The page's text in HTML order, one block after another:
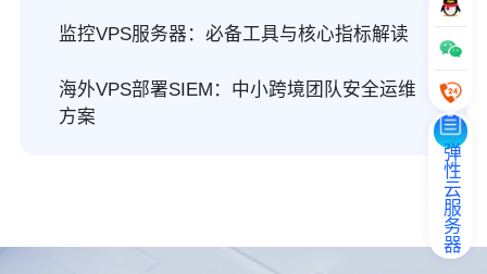
监控VPS服务器：必备工具与核心指标解读
海外VPS部署SIEM：中小跨境团队安全运维
方案
弹性云服务器